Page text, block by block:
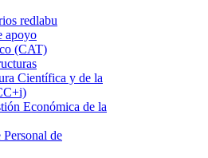
redlabu
apoyo
(CAT)
Científica y de la
Económica de la
de